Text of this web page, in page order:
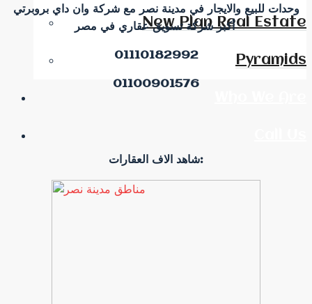
New Plan Real Estate
Pyramids
وحدات للبيع والايجار في مدينة نصر مع شركة وان داي بروبرتي
أكبر شركة تسويق عقاري في مصر
01110182992
01100901576
شاهد الاف العقارات: